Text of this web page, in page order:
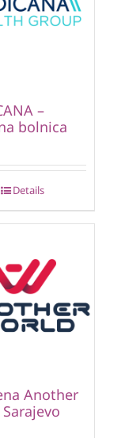
–
bolnica
Details
Another